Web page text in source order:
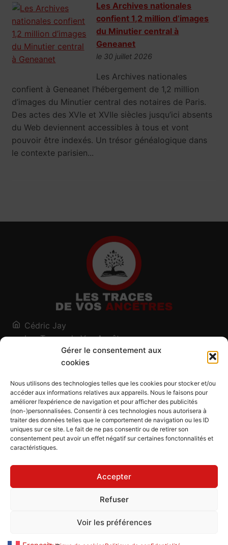
Gérer le consentement aux
cookies
Nous utilisons des technologies telles que les cookies pour stocker et/ou
accéder aux informations relatives aux appareils. Nous le faisons pour
améliorer l’expérience de navigation et pour afficher des publicités
(non-)personnalisées. Consentir à ces technologies nous autorisera à
traiter des données telles que le comportement de navigation ou les ID
uniques sur ce site. Le fait de ne pas consentir ou de retirer son
consentement peut avoir un effet négatif sur certaines fonctonnalités et
caractéristiques.
Accepter
Refuser
Voir les préférences
Les Archives nationales
confient 1,2 million d’images
du Minutier central à
Geneanet
le 30 juillet 2026
Les Archives nationales
confient à Geneanet l’hébergement de 1,2 million
d’images du Minutier central des notaires de Paris.
Des actes des XVIe et XVIIe siècles jusqu’ici absents
du Web deviennent accessibles à tous et vont
pouvoir être indexés. Un trésor généalogique dans
le contexte parisien...
Cédric Jay
Les Traces de Vos Ancêtres
120, chemin des Salines
73200 Albertville - Savoie
Blog
Outils généalogiques
Contact
Plan du site
Mentions légales
Politique de confidentialité
Politique de cookies (UE)